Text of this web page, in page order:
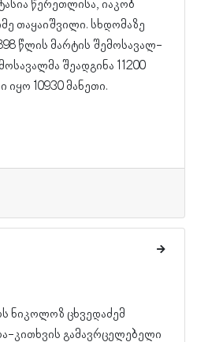
წერეთლისა, იაკობ
თაყაიშვილი. სხდომაზე
წლის მარტის შემოსავალ-
შეადგინა 11200
იყო 10930 მანეთი.
ნიკოლოზ ცხვედაძემ
კითხვის გამავრცელებელი